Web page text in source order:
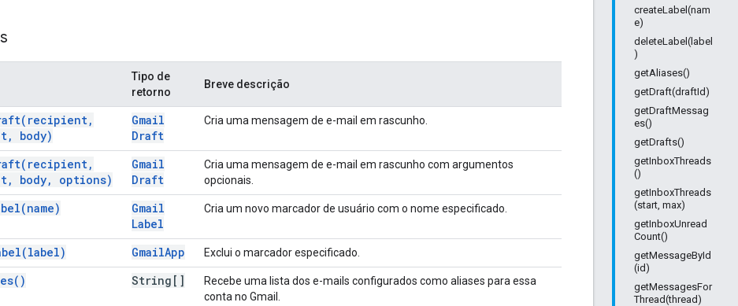
createLabel(nam
e)
deleteLabel(label
)
getAliases()
getDraft(draftId)
getDraftMessag
es()
getDrafts()
getInboxThreads
()
getInboxThreads
(start, max)
getInboxUnread
Count()
getMessageById
(id)
getMessagesFor
Thread(thread)
Tipo de
retorno
Breve descrição
recipient,
, body)
Gmail
Draft
Cria uma mensagem de e-mail em rascunho.
recipient,
, body, options)
Gmail
Draft
Cria uma mensagem de e-mail em rascunho com argumentos
opcionais.
name)
Gmail
Label
Cria um novo marcador de usuário com o nome especificado.
label) GmailApp Exclui o marcador especificado.
) String[]
Recebe uma lista dos e-mails configurados como aliases para essa
conta no Gmail.